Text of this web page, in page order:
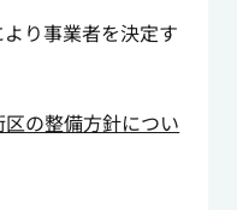
り事業者を決定す
の整備方針につい